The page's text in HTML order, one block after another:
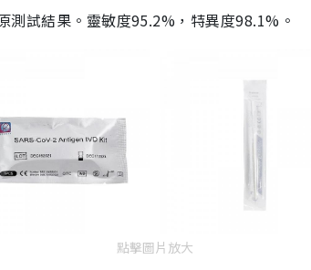
測試結果。靈敏度95.2%，特異度98.1%。
點擊圖片放大